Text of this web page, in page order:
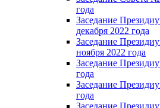
года
Заседание
декабря 2022 года
Заседание
ноября 2022 года
Заседание
года
Заседание
года
Заседание